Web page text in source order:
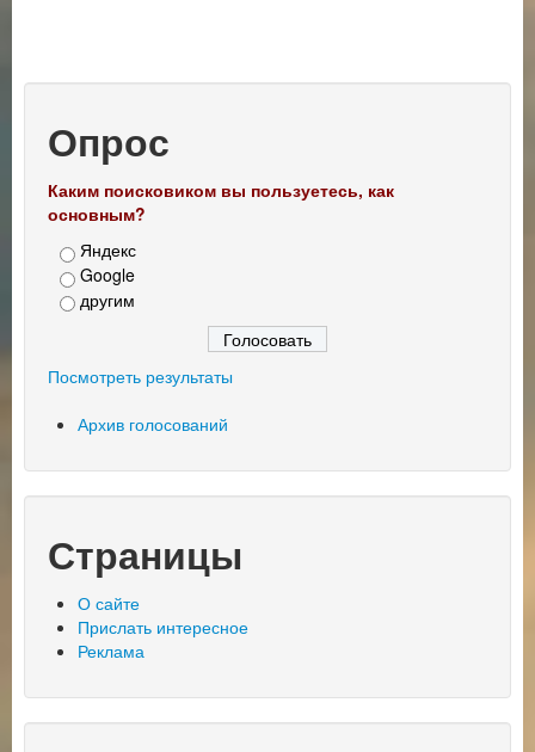
Опрос
Каким поисковиком вы пользуетесь, как
основным?
Яндекс
Google
другим
Посмотреть результаты
Архив голосований
Страницы
О сайте
Прислать интересное
Реклама